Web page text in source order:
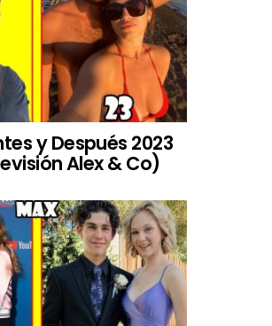
y Después 2023
Alex & Co)